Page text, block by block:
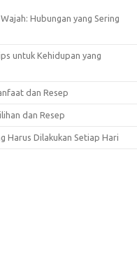
Hubungan yang Sering
untuk Kehidupan yang
dan Resep
dan Resep
Harus Dilakukan Setiap Hari